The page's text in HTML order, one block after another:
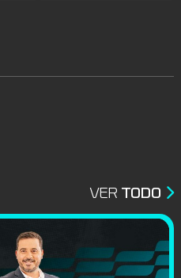
VER TODO